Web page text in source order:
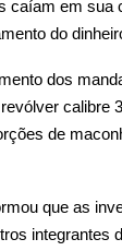
caíam em sua
do
dos
calibre
de
que as
integrantes